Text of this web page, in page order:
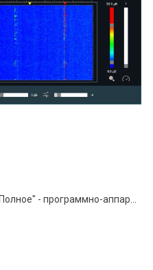
Hunter-Pro с ПО в расширении "Полное" - программно-аппаратный комплекс поиска устройств негласного съёма информации